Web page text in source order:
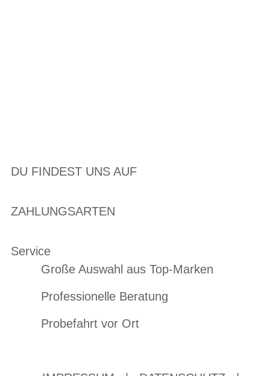
DU FINDEST UNS AUF
ZAHLUNGSARTEN
Service
Große Auswahl aus Top-Marken
Professionelle Beratung
Probefahrt vor Ort